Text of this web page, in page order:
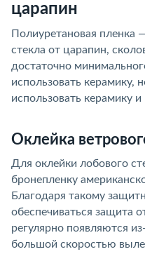
царапин
Полиуретановая пленка
стекла от царапин,
достаточно
использовать
использовать керамику и
Оклейка
Для оклейки лобового
бронепленку
Благодаря такому
обеспечиваться защита
регулярно появляются
большой скоростью